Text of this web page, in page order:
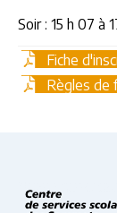
Soir : 15 h 07 à
Fiche
Règles de